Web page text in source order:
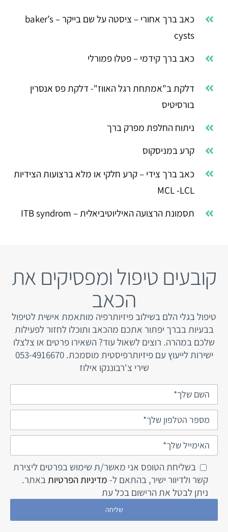
כאב ברך אחורי – ציסטה על שם בייקר – baker’s
cysts
כאב ברך קידמי – פטלו פמורלי
דלקת ב"אמתחת רגל האווז"- דלקת פס אנסרין
בורסיטיס
ניתוח החלפת מפרק ברך
קרע במניסקוס
כאב ברך צידי – קרע חלקי או מלא ברצועות הצידיות
MCL -LCL
תסמונת הרצועה האיליוטיביאלית – ITB syndrom
קובעים טיפול ומפסיקים את
הכאב
טיפול בגלי הלם בשילוב פיזיותרפיה מותאמת אישית לטיפול
בבעיות בברך יפתור אתכם מהכאב ותוכלו לחזור לפעילות
שלכם במהרה. רוצים לשאול עוד? השאירו פרטים או צלצלו
ישירות לייעוץ עם פיזיותרפיסטית מוסמכת. 053-4916670
שירי צ'רבוננקו אילוז
בשליחת הטופס אני מאשר/ת שימוש בפרטים ליצירת
קשר ולדיוור ישיר, בהתאם ל- מדיניות הפרטיות באתר.
ניתן לבטל את הרישום בכל עת